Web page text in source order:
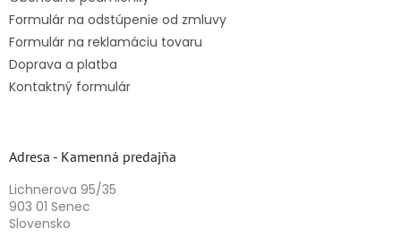
Formulár na odstúpenie od zmluvy
Formulár na reklamáciu tovaru
Doprava a platba
Kontaktný formulár
Adresa - Kamenná predajňa
Lichnerova 95/35
903 01 Senec
Slovensko